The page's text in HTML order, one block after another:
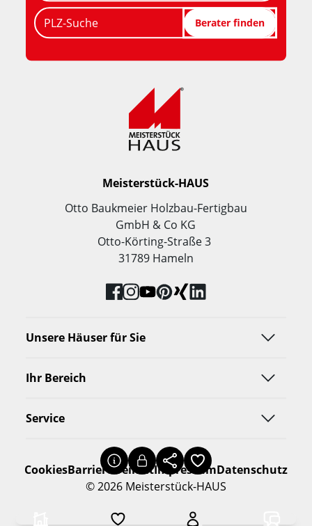
PLZ-Suche Berater finden
Meisterstück-HAUS
Otto Baukmeier Holzbau-Fertigbau
GmbH & Co KG
Otto-Körting-Straße 3
31789 Hameln
Unsere Häuser für Sie
Ihr Bereich
Service
© 2026 Meisterstück-HAUS
CookiesBarrierefreiheitImpressumDatenschutz